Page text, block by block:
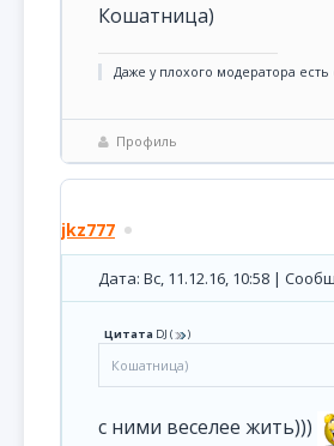
Кошатница)
Даже у плохого модератора есть
Профиль
jkz777
Дата: Вс, 11.12.16, 10:58 |
Цитата DJ ( )
Кошатница)
с ними веселее жить)))